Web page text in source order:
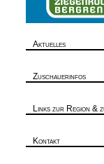
Aktuelles
Zuschauerinfos
Links zur Region &
Kontakt